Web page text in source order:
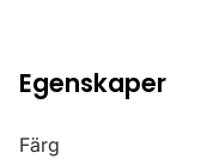
Egenskaper
Färg